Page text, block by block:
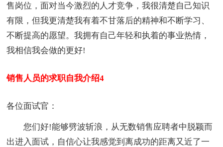
售岗位，面对当今激烈的人才竞争，我很清楚自己知识
有限，但我更清楚我有着不甘落后的精神和不断学习、
不断提高的愿望。我拥有自己年轻和执着的事业热情，
我相信我会做的更好!
销售人员的求职自我介绍4
各位面试官：
您们好!能够劈波斩浪，从无数销售应聘者中脱颖而
出进入面试，自信心让我感觉到离成功的距离又近了一